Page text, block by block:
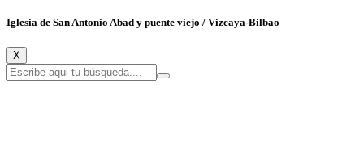
Iglesia de San Antonio Abad y puente viejo / Vizcaya-Bilbao
X